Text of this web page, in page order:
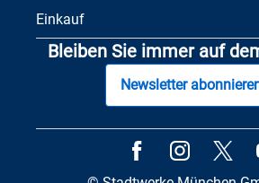
Einkauf